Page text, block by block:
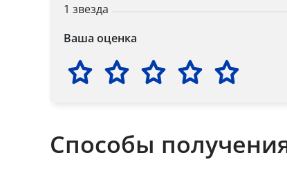
1 звезда
Ваша оценка
Способы